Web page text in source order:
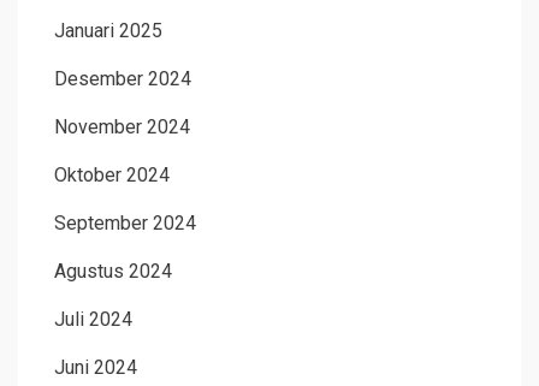
Januari 2025
Desember 2024
November 2024
Oktober 2024
September 2024
Agustus 2024
Juli 2024
Juni 2024